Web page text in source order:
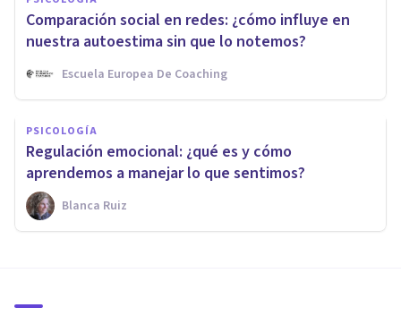
Comparación social en redes: ¿cómo influye en
nuestra autoestima sin que lo notemos?
Escuela Europea De Coaching
PSICOLOGÍA
Regulación emocional: ¿qué es y cómo
aprendemos a manejar lo que sentimos?
Blanca Ruiz